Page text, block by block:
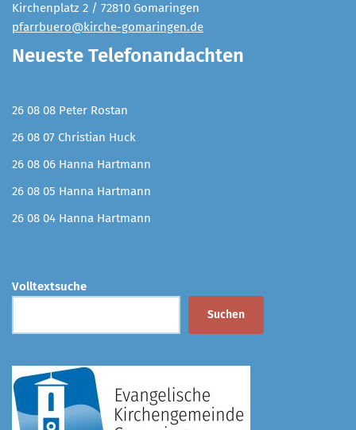
Kirchenplatz 2 / 72810 Gomaringen
pfarrbuero@kirche-gomaringen.de
Neueste Telefonandachten
26 08 08 Peter Rostan
26 08 07 Christian Huck
26 08 06 Hanna Hartmann
26 08 05 Hanna Hartmann
26 08 04 Hanna Hartmann
Volltextsuche
Suchen